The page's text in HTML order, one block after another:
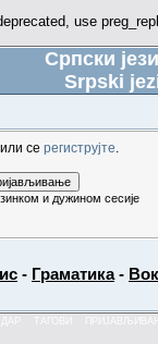
use
Српски
Srpski
или се региструјте
и дужином сесије
- Граматика-